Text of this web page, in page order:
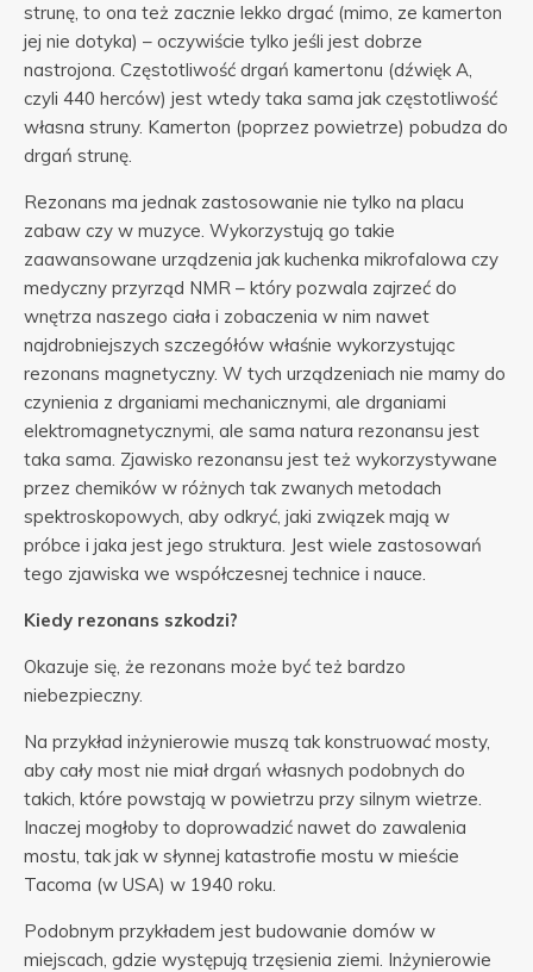
strunę, to ona też zacznie lekko drgać (mimo, ze kamerton
jej nie dotyka) – oczywiście tylko jeśli jest dobrze
nastrojona. Częstotliwość drgań kamertonu (dźwięk A,
czyli 440 herców) jest wtedy taka sama jak częstotliwość
własna struny. Kamerton (poprzez powietrze) pobudza do
drgań strunę.
Rezonans ma jednak zastosowanie nie tylko na placu
zabaw czy w muzyce. Wykorzystują go takie
zaawansowane urządzenia jak kuchenka mikrofalowa czy
medyczny przyrząd NMR – który pozwala zajrzeć do
wnętrza naszego ciała i zobaczenia w nim nawet
najdrobniejszych szczegółów właśnie wykorzystując
rezonans magnetyczny. W tych urządzeniach nie mamy do
czynienia z drganiami mechanicznymi, ale drganiami
elektromagnetycznymi, ale sama natura rezonansu jest
taka sama. Zjawisko rezonansu jest też wykorzystywane
przez chemików w różnych tak zwanych metodach
spektroskopowych, aby odkryć, jaki związek mają w
próbce i jaka jest jego struktura. Jest wiele zastosowań
tego zjawiska we współczesnej technice i nauce.
Kiedy rezonans szkodzi?
Okazuje się, że rezonans może być też bardzo
niebezpieczny.
Na przykład inżynierowie muszą tak konstruować mosty,
aby cały most nie miał drgań własnych podobnych do
takich, które powstają w powietrzu przy silnym wietrze.
Inaczej mogłoby to doprowadzić nawet do zawalenia
mostu, tak jak w słynnej katastrofie mostu w mieście
Tacoma (w USA) w 1940 roku.
Podobnym przykładem jest budowanie domów w
miejscach, gdzie występują trzęsienia ziemi. Inżynierowie